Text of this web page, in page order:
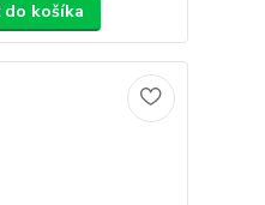
do košíka